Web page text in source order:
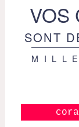
VOS
SONT